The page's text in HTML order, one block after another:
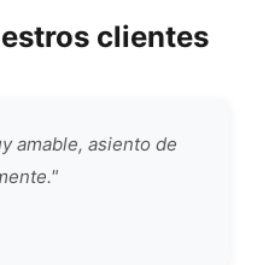
clientes
amable, asiento de